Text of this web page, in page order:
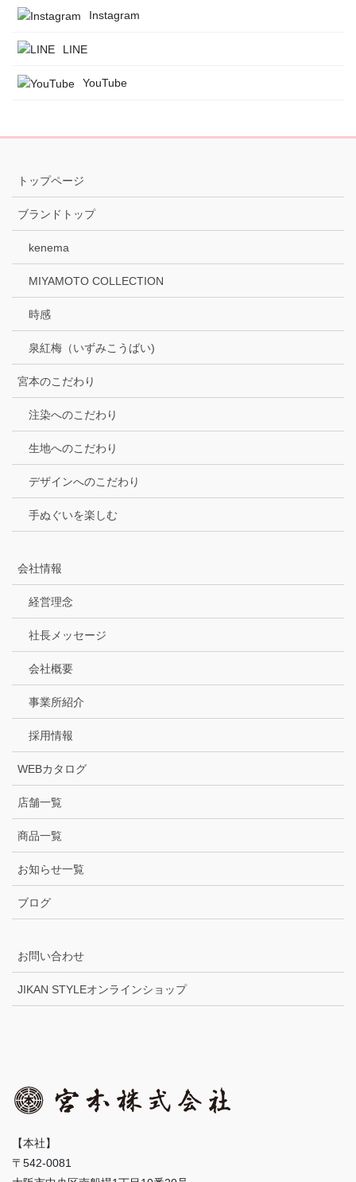
Instagram
LINE
YouTube
トップページ
ブランドトップ
kenema
MIYAMOTO COLLECTION
時感
泉紅梅（いずみこうばい)
宮本のこだわり
注染へのこだわり
生地へのこだわり
デザインへのこだわり
手ぬぐいを楽しむ
会社情報
経営理念
社長メッセージ
会社概要
事業所紹介
採用情報
WEBカタログ
店舗一覧
商品一覧
お知らせ一覧
ブログ
お問い合わせ
JIKAN STYLEオンラインショップ
【本社】
〒542-0081